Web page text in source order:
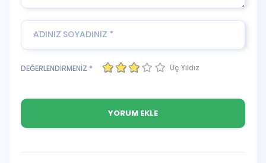
DEĞERLENDİRMENİZ * Üç Yıldız